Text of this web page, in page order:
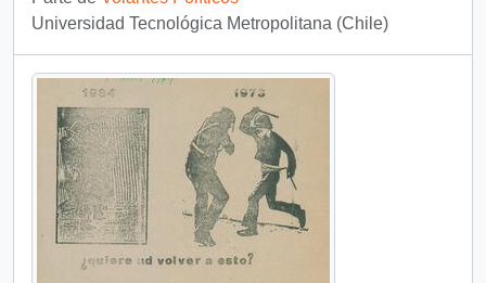
Universidad Tecnológica Metropolitana (Chile)